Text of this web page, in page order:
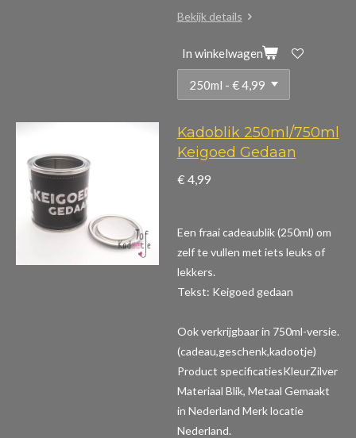
Bekijk details
In winkelwagen
Kadoblik 250ml/750ml
Keigoed Gedaan
€ 4,99
Een fraai cadeaublik (250ml) om
zelf te vullen met iets leuks of
lekkers.
Tekst: Keigoed gedaan
Ook verkrijgbaar in 750ml-versie.
(cadeau,geschenk,kadootje)
Product specificatiesKleurZilver
Materiaal Blik, Metaal Gemaakt
in Nederland Merk locatie
Nederland.